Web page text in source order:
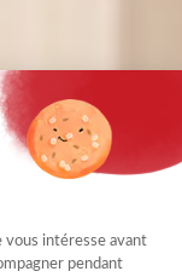
vous intéresse avant
pendant